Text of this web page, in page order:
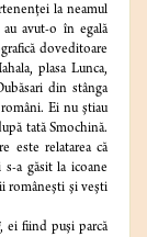
la neamul
avut-o în egală
doveditoare
plasa Lunca,
din stânga
Ei nu ştiau
tată Smochină.
este relatarea că
a găsit la icoane
româneşti şi veşti
, ei fiind puşi parcă